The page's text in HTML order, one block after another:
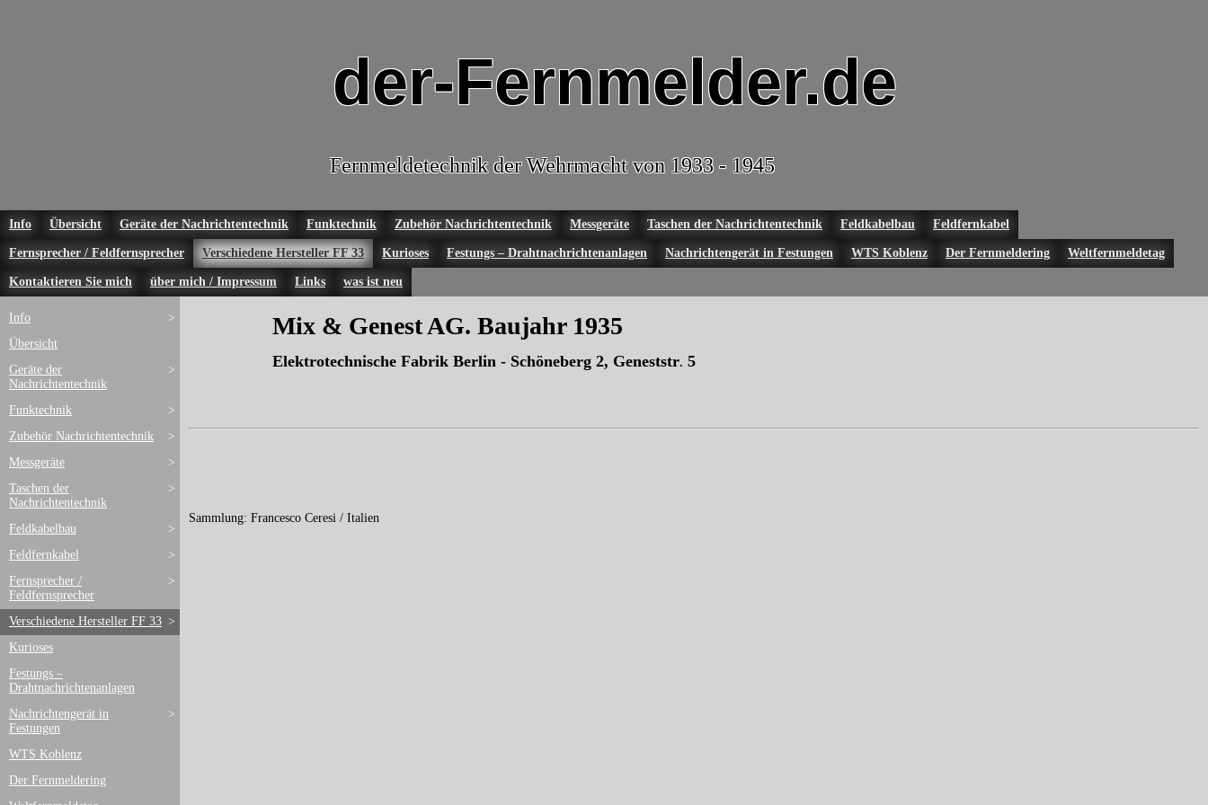
der-Fernmelder.de
Fernmeldetechnik der Wehrmacht von 1933 - 1945
Info Übersicht Geräte der Nachrichtentechnik Funktechnik Zubehör Nachrichtentechnik Messgeräte Taschen der Nachrichtentechnik Feldkabelbau Feldfernkabel
Fernsprecher / Feldfernsprecher Verschiedene Hersteller FF 33 Kurioses Festungs – Drahtnachrichtenanlagen Nachrichtengerät in Festungen WTS Koblenz Der Fernmeldering Weltfernmeldetag
Kontaktieren Sie mich über mich / Impressum Links was ist neu
>
Info
Übersicht
>
Geräte der
Nachrichtentechnik
>
Funktechnik
>
Zubehör Nachrichtentechnik
>
Messgeräte
>
Taschen der
Nachrichtentechnik
>
Feldkabelbau
>
Feldfernkabel
>
Fernsprecher /
Feldfernsprecher
>
Verschiedene Hersteller FF 33
Kurioses
Festungs –
Drahtnachrichtenanlagen
>
Nachrichtengerät in
Festungen
WTS Koblenz
Der Fernmeldering
Mix & Genest AG. Baujahr 1935
Elektrotechnische Fabrik Berlin - Schöneberg 2, Geneststr. 5
Sammlung: Francesco Ceresi / Italien